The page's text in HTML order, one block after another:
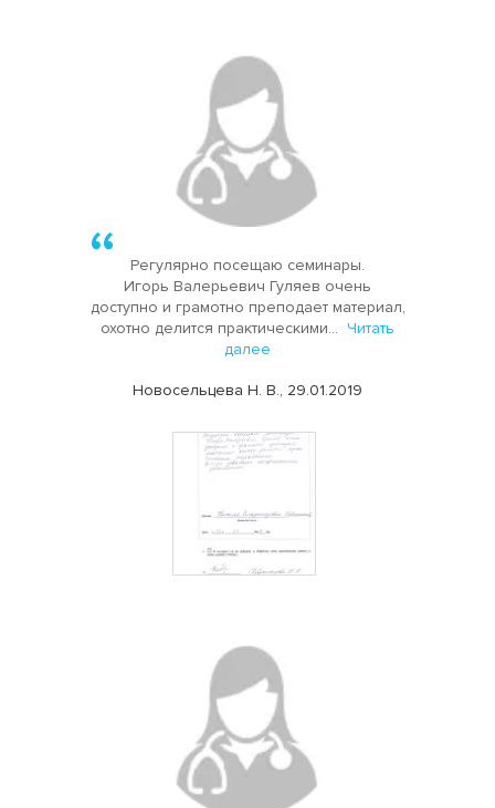
Регулярно посещаю семинары.
Игорь Валерьевич Гуляев очень
доступно и грамотно преподает материал,
охотно делится практическими... Читать
далее
Новосельцева Н. В., 29.01.2019